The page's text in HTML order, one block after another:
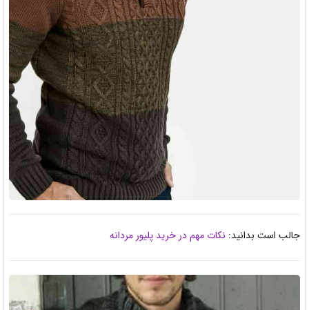
جالب است بدانید: نکات مهم در خرید پلیور مردانه